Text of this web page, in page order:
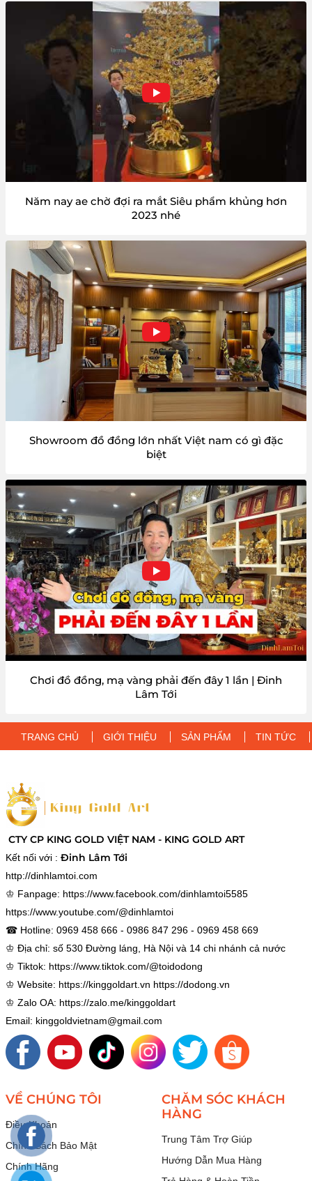
Năm nay ae chờ đợi ra mắt Siêu phẩm khủng hơn
2023 nhé
Showroom đồ đồng lớn nhất Việt nam có gì đặc
biệt
Chơi đồ đồng, mạ vàng phải đến đây 1 lần | Đinh
Lâm Tới
TRANG CHỦ GIỚI THIỆU SẢN PHẨM TIN TỨC
CTY CP KING GOLD VIỆT NAM - KING GOLD ART
Kết nối với : Đinh Lâm Tới
http://dinhlamtoi.com
♔ Fanpage: https://www.facebook.com/dinhlamtoi5585
https://www.youtube.com/@dinhlamtoi
☎ Hotline: 0969 458 666 - 0986 847 296 - 0969 458 669
♔ Địa chỉ: số 530 Đường láng, Hà Nội và 14 chi nhánh cả nước
♔ Tiktok: https://www.tiktok.com/@toidodong
♔ Website: https://kinggoldart.vn https://dodong.vn
♔ Zalo OA: https://zalo.me/kinggoldart
Email: kinggoldvietnam@gmail.com
VỀ CHÚNG TÔI
Điều Khoản
Chính Sách Bảo Mật
Chính Hãng
CHĂM SÓC KHÁCH
HÀNG
Trung Tâm Trợ Giúp
Hướng Dẫn Mua Hàng